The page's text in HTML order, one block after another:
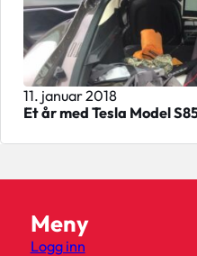
11. januar 2018
Et år med Tesla Model
Meny
Logg inn